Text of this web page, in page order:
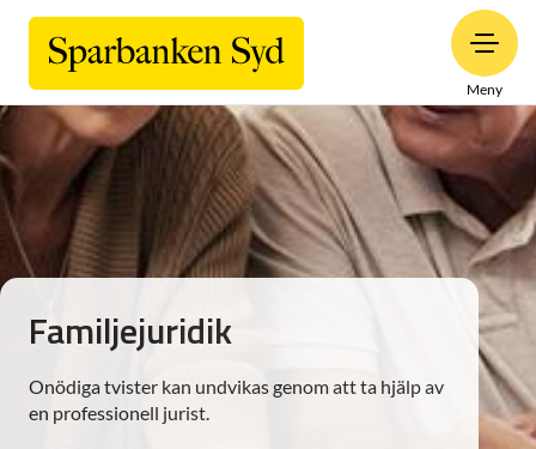
Meny
Familjejuridik
Onödiga tvister kan undvikas genom att ta hjälp av
en professionell jurist.